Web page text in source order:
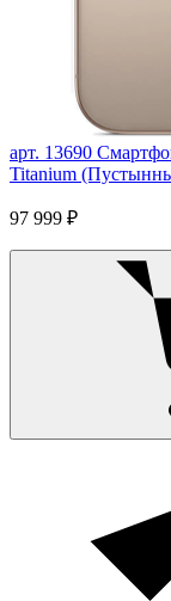
арт. 13690
Titanium
97 999 ₽